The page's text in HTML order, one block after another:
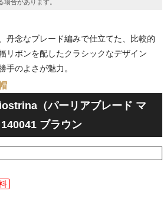
場合があります。
丹念なブレード編みで仕立てた、比較的
リボンを配したクラシックなデザイン
手のよさが魅力。
（パーリアブレード マ
ブラウン